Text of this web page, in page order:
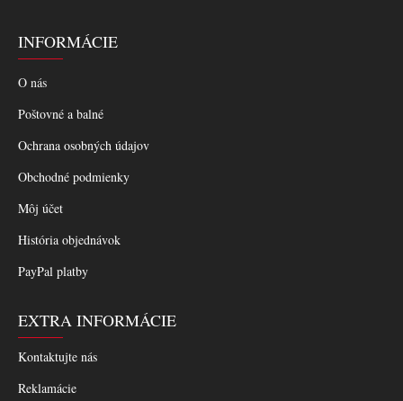
INFORMÁCIE
O nás
Poštovné a balné
Ochrana osobných údajov
Obchodné podmienky
Môj účet
História objednávok
PayPal platby
EXTRA INFORMÁCIE
Kontaktujte nás
Reklamácie